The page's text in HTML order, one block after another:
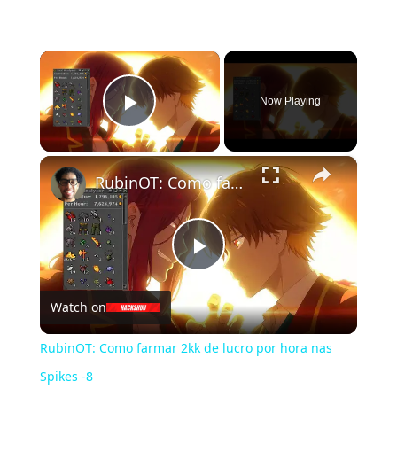
×
Play Video
Now Playing
×
Play
Video
RubinOT: Como farmar 2kk de lucro por hora nas Spikes -8
Watch on
RubinOT: Como farmar 2kk de lucro por hora nas
Spikes -8